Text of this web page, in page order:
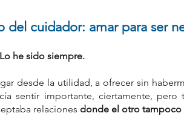
del cuidador: amar para ser
Lo he sido siempre.
desde la utilidad, a ofrecer sin
sentir importante, ciertamente, pero
relaciones donde el otro tampoco